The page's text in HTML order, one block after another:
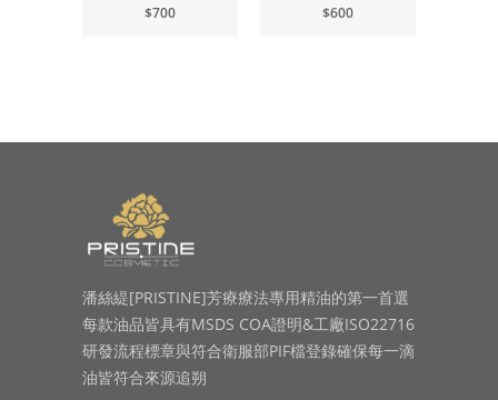
$700
$600
潘絲緹[PRISTINE]芳療療法專用精油的第一首選
每款油品皆具有MSDS COA證明&工廠ISO22716
研發流程標章與符合衛服部PIF檔登錄確保每一滴
油皆符合來源追朔